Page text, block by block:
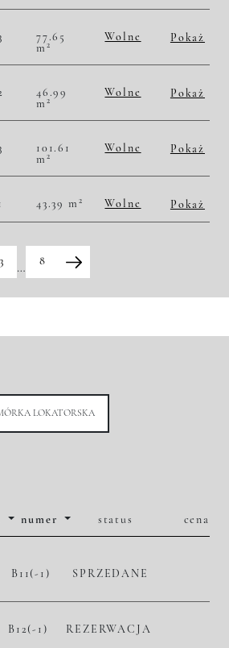
77.65
m 2
Wolne
Pokaż
46.99
m 2
Wolne
Pokaż
101.61
m 2
Wolne
Pokaż
43.39 m 2 Wolne
Pokaż
3
…
8
LOKATORSKA
numer status cena
B11(-1) SPRZEDANE
B12(-1) REZERWACJA